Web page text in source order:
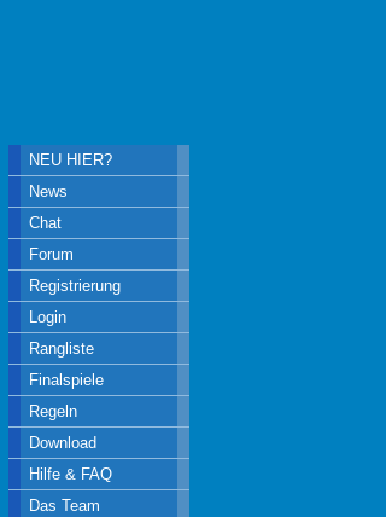
NEU HIER?
News
Chat
Forum
Registrierung
Login
Rangliste
Finalspiele
Regeln
Download
Hilfe & FAQ
Das Team